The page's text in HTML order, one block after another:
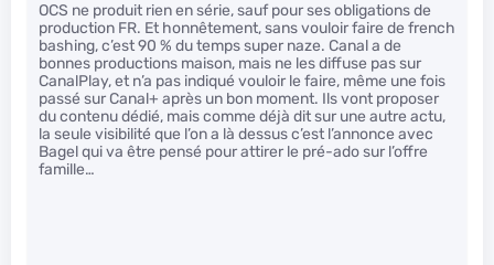
OCS ne produit rien en série, sauf pour ses obligations de
production FR. Et honnêtement, sans vouloir faire de french
bashing, c’est 90 % du temps super naze. Canal a de
bonnes productions maison, mais ne les diffuse pas sur
CanalPlay, et n’a pas indiqué vouloir le faire, même une fois
passé sur Canal+ après un bon moment. Ils vont proposer
du contenu dédié, mais comme déjà dit sur une autre actu,
la seule visibilité que l’on a là dessus c’est l’annonce avec
Bagel qui va être pensé pour attirer le pré-ado sur l’offre
famille…